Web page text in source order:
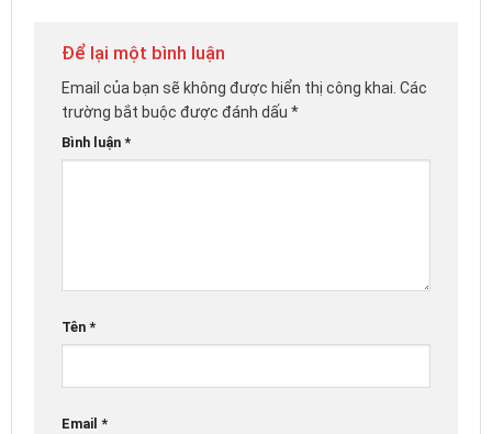
Để lại một bình luận
Email của bạn sẽ không được hiển thị công khai. Các
trường bắt buộc được đánh dấu *
Bình luận *
Tên *
Email *